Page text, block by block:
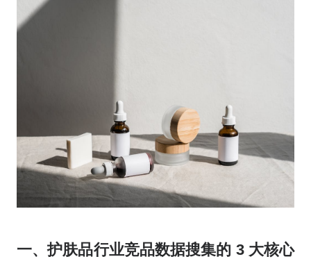
一、护肤品行业竞品数据搜集的 3 大核心